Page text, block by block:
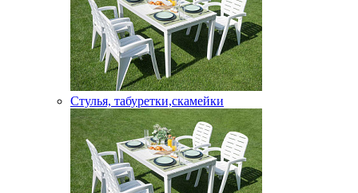
Стулья, табуретки,скамейки